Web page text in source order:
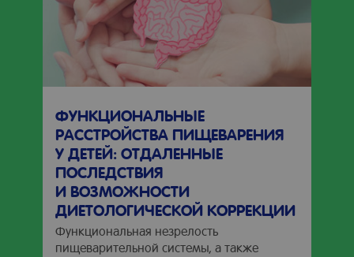
ФУНКЦИОНАЛЬНЫЕ
РАССТРОЙСТВА ПИЩЕВАРЕНИЯ
У ДЕТЕЙ: ОТДАЛЕННЫЕ
ПОСЛЕДСТВИЯ
И ВОЗМОЖНОСТИ
ДИЕТОЛОГИЧЕСКОЙ КОРРЕКЦИИ
Функциональная незрелость
пищеварительной системы, а также